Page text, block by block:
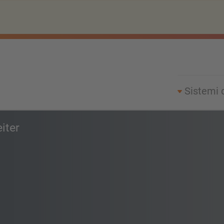
Sistemi